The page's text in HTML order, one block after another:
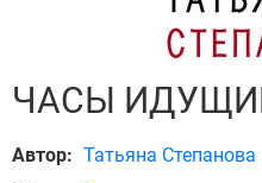
ЧАСЫ
Автор: Татьяна Степанова